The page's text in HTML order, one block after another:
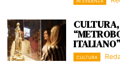
ITALIANO”
CULTURA